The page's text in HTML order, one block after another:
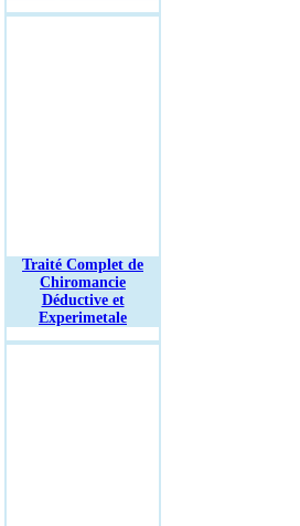
Traité Complet de
Chiromancie
Déductive et
Experimetale